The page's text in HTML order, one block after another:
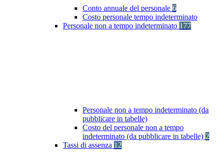
Conto annuale del personale 6
Costo personale tempo indeterminato
Personale non a tempo indeterminato 177
Personale non a tempo indeterminato (da
pubblicare in tabelle)
Costo del personale non a tempo
indeterminato (da pubblicare in tabelle) 2
Tassi di assenza 12